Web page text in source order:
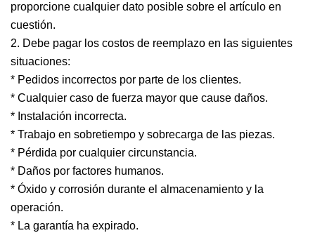
proporcione cualquier dato posible sobre el artículo en
cuestión.
2. Debe pagar los costos de reemplazo en las siguientes
situaciones:
* Pedidos incorrectos por parte de los clientes.
* Cualquier caso de fuerza mayor que cause daños.
* Instalación incorrecta.
* Trabajo en sobretiempo y sobrecarga de las piezas.
* Pérdida por cualquier circunstancia.
* Daños por factores humanos.
* Óxido y corrosión durante el almacenamiento y la
operación.
* La garantía ha expirado.